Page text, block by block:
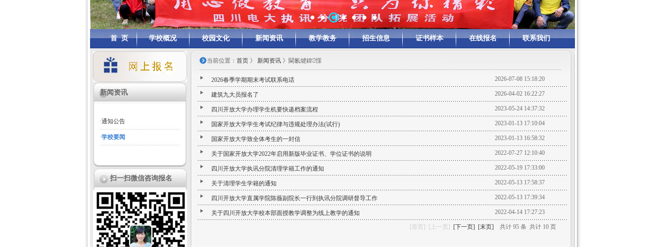
首 页 学校概况 校园文化 新闻资讯 教学教务 招生信息 证书样本 在线报名 联系我们
新闻资讯
·通知公告
·学校要闻
扫一扫微信咨询报名
当前位置： 首页 》 新闻资讯 》閫氱煡鍏憡
2026春季学期期末考试联系电话 2026-07-08 15:18:20
建筑九大员报名了 2026-04-02 16:22:27
四川开放大学办理学生机要快递档案流程 2023-05-24 14:37:32
国家开放大学学生考试纪律与违规处理办法(试行) 2023-01-13 17:10:04
国家开放大学致全体考生的一封信 2023-01-13 16:58:32
关于国家开放大学2022年启用新版毕业证书、学位证书的说明 2022-07-27 12:10:40
四川开放大学执讯分院清理学籍工作的通知 2022-05-19 17:33:00
关于清理学生学籍的通知 2022-05-13 17:58:37
四川开放大学直属学院陈薇副院长一行到执讯分院调研督导工作 2022-05-13 17:39:34
关于四川开放大学校本部面授教学调整为线上教学的通知 2022-04-14 17:27:23
[首页] [上一页] [下一页] [末页] 共计 95 条 共计 10 页